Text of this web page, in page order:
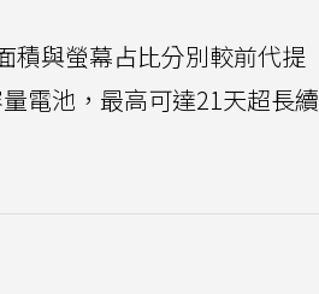
積與螢幕占比分別較前代提
電池，最高可達21天超長續